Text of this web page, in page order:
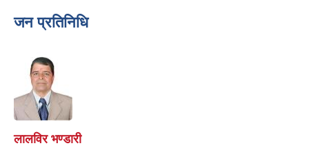
जन प्रतिनिधि
लालविर भण्डारी